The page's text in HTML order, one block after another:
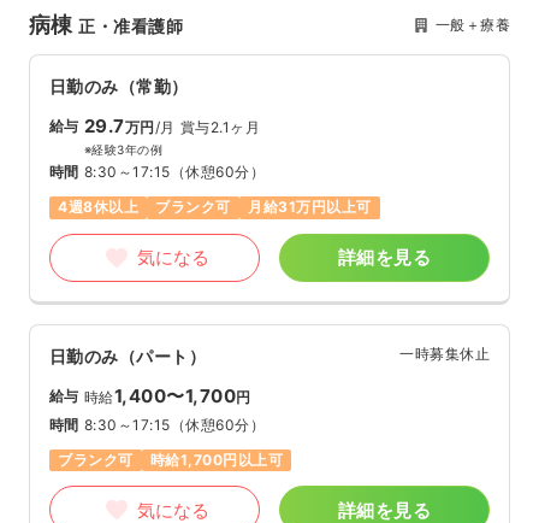
病棟正・准看護師 一般＋療養
日勤のみ（常勤）
給与 29.7万円/月 賞与2.1ヶ月
※経験3年の例
時間 8:30～17:15 （休憩60分）
4週8休以上
ブランク可 月給31万円以上可
気になる 詳細を見る
日勤のみ（パート） 一時募集休止
給与 時給1,400〜1,700円
時間 8:30～17:15 （休憩60分）
ブランク可
時給1,700円以上可
気になる 詳細を見る